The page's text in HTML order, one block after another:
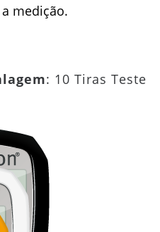
medição.
: 10 Tiras Teste